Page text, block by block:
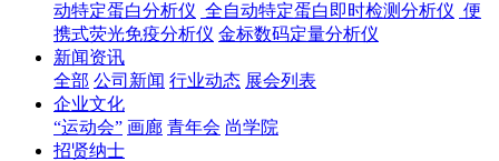
动特定蛋白分析仪 全自动特定蛋白即时检测分析仪 便
携式荧光免疫分析仪 金标数码定量分析仪
新闻资讯
全部 公司新闻 行业动态 展会列表
企业文化
“运动会” 画廊 青年会 尚学院
招贤纳士